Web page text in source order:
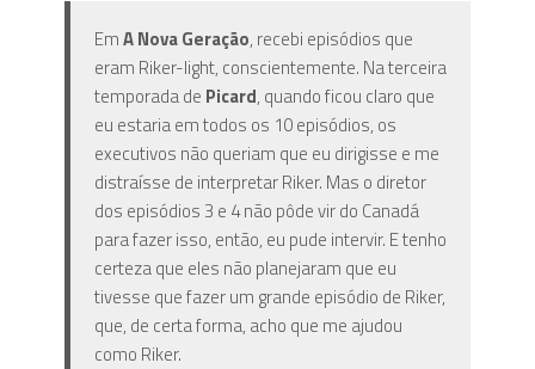
EmA Nova Geração, recebi episódios que
eram Riker-light, conscientemente. Na terceira
temporada de Picard, quando ficou claro que
eu estaria em todos os 10 episódios, os
executivos não queriam que eu dirigisse e me
distraísse de interpretar Riker. Mas o diretor
dos episódios 3 e 4 não pôde vir do Canadá
para fazer isso, então, eu pude intervir. E tenho
certeza que eles não planejaram que eu
tivesse que fazer um grande episódio de Riker,
que, de certa forma, acho que me ajudou
como Riker.